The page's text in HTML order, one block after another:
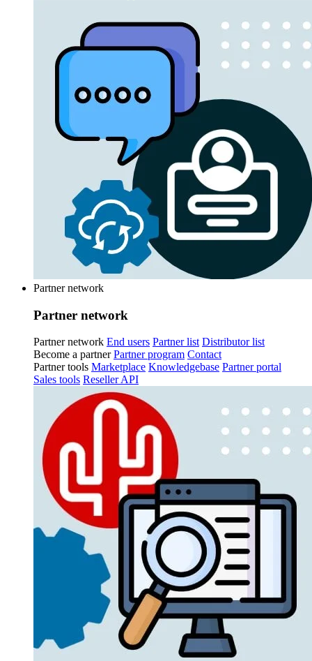
Partner network
Partner network
Partner network End users Partner list Distributor list
Become a partner Partner program Contact
Partner tools Marketplace Knowledgebase Partner portal
Sales tools Reseller API